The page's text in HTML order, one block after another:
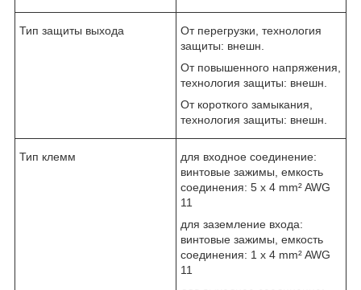
Тип защиты выхода
От перегрузки, технология
защиты: внешн.
От повышенного напряжения,
технология защиты: внешн.
От короткого замыкания,
технология защиты: внешн.
Тип клемм
для входное соединение:
винтовые зажимы, емкость
соединения: 5 x 4 mm² AWG
11
для заземление входа:
винтовые зажимы, емкость
соединения: 1 x 4 mm² AWG
11